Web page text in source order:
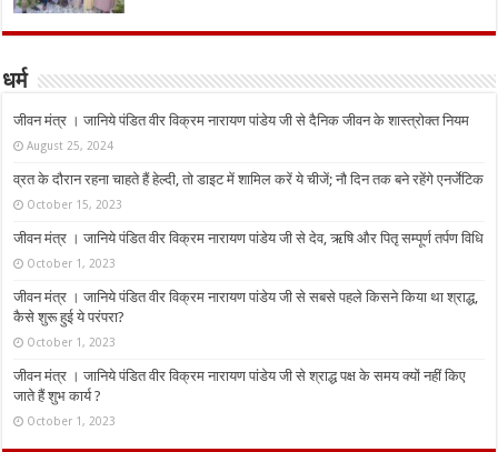
धर्म
जीवन मंत्र । जानिये पंडित वीर विक्रम नारायण पांडेय जी से दैनिक जीवन के शास्त्रोक्त नियम
August 25, 2024
व्रत के दौरान रहना चाहते हैं हेल्दी, तो डाइट में शामिल करें ये चीजें; नौ दिन तक बने रहेंगे एनर्जेटिक
October 15, 2023
जीवन मंत्र । जानिये पंडित वीर विक्रम नारायण पांडेय जी से देव, ऋषि और पितृ सम्पूर्ण तर्पण विधि
October 1, 2023
जीवन मंत्र । जानिये पंडित वीर विक्रम नारायण पांडेय जी से सबसे पहले किसने किया था श्राद्ध,
कैसे शुरू हुई ये परंपरा?
October 1, 2023
जीवन मंत्र । जानिये पंडित वीर विक्रम नारायण पांडेय जी से श्राद्ध पक्ष के समय क्यों नहीं किए
जाते हैं शुभ कार्य ?
October 1, 2023